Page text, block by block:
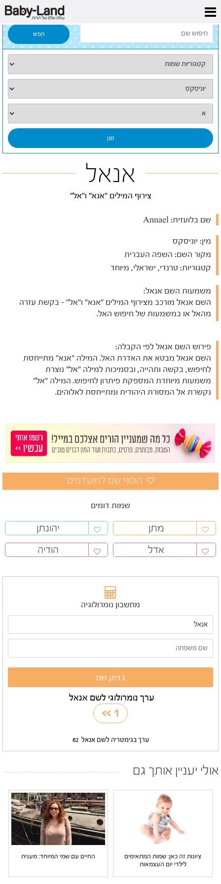
דף הבית
אנאל
צירוף המילים "אנא" ו"אל"
שם בלועזית:
מין: יוניסקס
מקור השם: השפה העברית
קטגוריות: טרנדי, ישראלי, מיוחד
משמעות השם אנאל:
השם אנאל מורכב מצירוף המילים "אנא" ו"אל" - בקשת עזרה
מהאל או במשמעות של חיפוש האל.
פירוש השם אנאל לפי הקבלה:
השם אנאל מבטא את האדרת האל. המילה "אנא" מתייחסת
לחיפוש, בקשה ותהייה, ובסמיכות למילה "אל" נוצרת
משמעות מיוחדת המספקת פיתרון לחיפוש. המילה "אל"
נקשרת אל המסורת היהודית ומתייחסת לאלוהים.
שמות דומים
מתן
יהונתן
אדל
הודיה
מחשבון נומרולוגיה
ערך נומרולוגי לשם אנאל
1
>>
ערך בגימטריה לשם אנאל 82
אולי יעניין אותך גם
ציונות זה כאן: שמות המתאימים
לילדי יום העצמאות
החיים עם שמי המיוחד: מענית